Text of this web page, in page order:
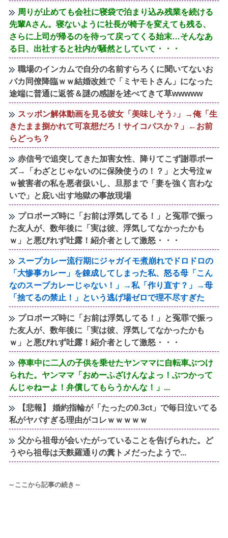
周りが止めても会社に寝袋で泊まり込み残業を続ける
先輩Aさん。寝ないように社長が椅子を変えても残る、
さらに上司が帰るのを待って戻ってくる始末…そんなあ
る日、出社すると社内が騒然としていて・・・
職場のインカムで自分の名前すらろくに聞いてないお
バカ同僚降臨ｗｗ結婚改姓で「ミヤモトさん」になった
途端に普通に返答＆謎の感謝を述べてきて草wwwww
スッポン解体動画を見る彼女「美味しそう♪」→俺「生
きたまま捌かれて可哀想だろ！サイコパスか？」←お前
らどっち？
赤信号で追突してきた加害女性、降りてこず謝罪ポー
ズ→「わざとじゃないのに保険使うの！？」と大号泣ｗ
ｗ被害者の私を悪者扱いし、旦那まで「妻を強く言わな
いで」と庇い出す地獄の事故現場
プロポーズ時に「お前は浮気してる！」と冤罪で振っ
た友人が、数年後に「実は彼、浮気してなかったかも
ｗ」と悪びれず吐露！紹介者として激怒・・・
スープカレー流行期にジャガイモ煮崩れでドロドロの
「大惨事カレー」を錬成してしまった私、怒る母「こん
なのスープカレーじゃない！」→私「作り直す？」→母
「捨てるの禁止！」という逃げ場ゼロで理不尽すぎた
プロポーズ時に「お前は浮気してる！」と冤罪で振っ
た友人が、数年後に「実は彼、浮気してなかったかも
ｗ」と悪びれず吐露！紹介者として激怒・・・
停車中に二人の子供を乗せたヤンママに自転車ぶつけ
られた。ヤンママ「おめーふざけんなよっ！ぶつかって
んじゃねーよ！弁償してもらうかんな！」...
【悲報】 婚約指輪が「たったの0.3ct」で毎日泣いてる
私がヤバすぎる理由がコレｗｗｗｗｗ
父から祖母が会いたがっていることを告げられた。ど
うやら祖母は天麩羅通りの糞トメだったようで...
～ここから記事の続き～